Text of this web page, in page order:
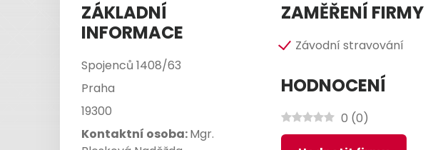
ZÁKLADNÍ
INFORMACE
Spojenců 1408/63
Praha
19300
Kontaktní osoba:Mgr.
ZAMĚŘENÍ FIRMY
Závodní stravování
HODNOCENÍ
0 (0)